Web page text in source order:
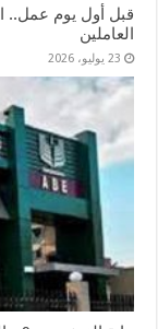
قبل أول يوم عمل..
العاملين
23 يوليو، 2026